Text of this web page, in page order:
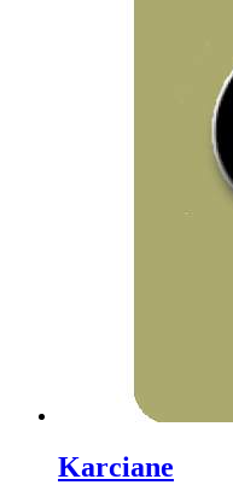
Karciane